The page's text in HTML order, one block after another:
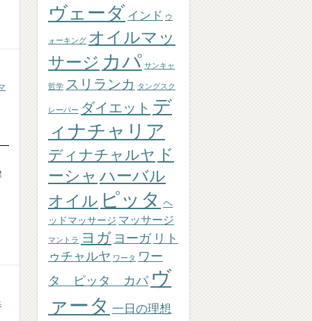
ヴェーダ インド ウ
ォーキング オイルマッ
サージ カパ サンキャ
哲学 スリランカ タングスク
レーパー ダイエット デ
ィナチャリア
ディナチャルヤ ド
ーシャ ハーバル
オイル ピッタ ヘ
ッドマッサージ マッサージ
マントラ ヨガ ヨーガ リト
ゥチャルヤ ワータ ワー
タ ピッタ カパ ヴ
ァータ 一日の理想